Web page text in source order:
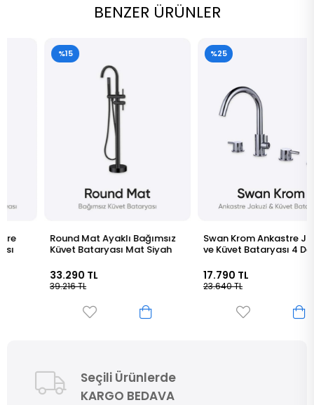
BENZER ÜRÜNLER
Round Mat Ayaklı Bağımsız
Küvet Bataryası Mat Siyah
33.290 TL
Swan Krom Ankastre Jakuzi
ve Küvet Bataryası 4 Delikli
17.790 TL
23.640 TL
Seçili Ürünlerde
KARGO BEDAVA